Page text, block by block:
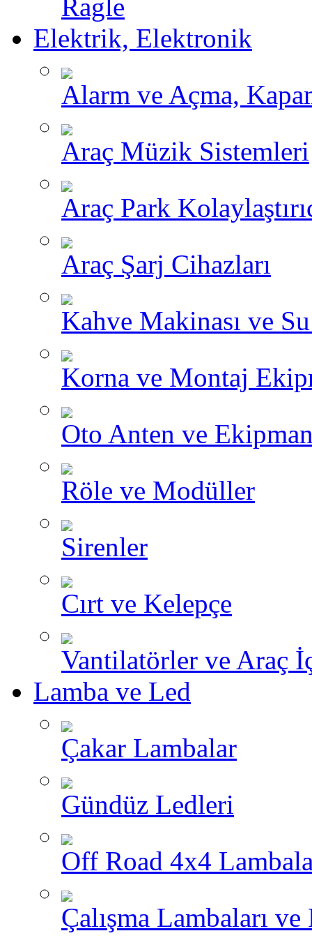
Ragle
Elektrik, Elektronik
Alarm ve Açma,
Araç Müzik Sistemleri
Araç Park
Araç Şarj Cihazları
Kahve Makinası ve Su
Korna ve Montaj
Oto Anten ve
Röle ve Modüller
Sirenler
Cırt ve Kelepçe
Vantilatörler ve Araç
Lamba ve Led
Çakar Lambalar
Gündüz Ledleri
Off Road 4x4
Çalışma Lambaları